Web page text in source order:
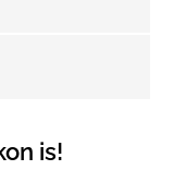
is!